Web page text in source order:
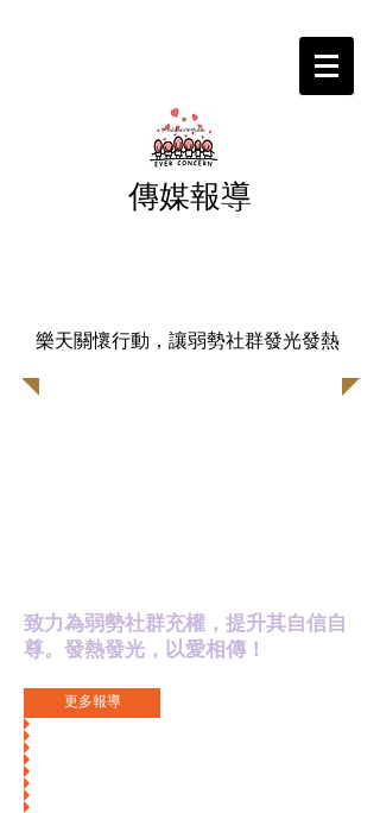
傳媒報導
樂天關懷行動，讓弱勢社群發光發熱
致力為弱勢社群充權，提升其自信自
尊。 發熱發光，以愛相傳！
更多報導